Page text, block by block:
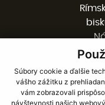
Súbory cookie a ďalšie
vášho zážitku z
vám zobrazovali
návštevnosti našich